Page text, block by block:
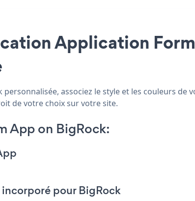
Application
associez le style et les couleurs
de votre choix sur votre site.
App on BigRock:
pour BigRock